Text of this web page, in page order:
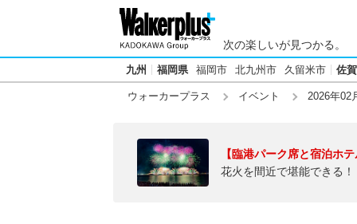
次の楽しいが見つかる。
九州 福岡県 福岡市 北九州市 久留米市 佐
ウォーカープラス イベント 2026年02
【臨港パーク席と宿泊ホ
花火を間近で堪能できる